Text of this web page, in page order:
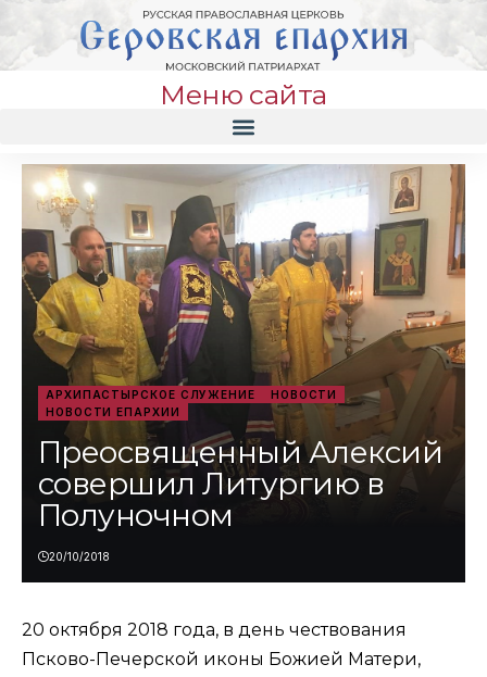
Меню сайта
АРХИПАСТЫРСКОЕ СЛУЖЕНИЕ
НОВОСТИ
НОВОСТИ ЕПАРХИИ
Преосвященный Алексий
совершил Литургию в
Полуночном
20/10/2018
20 октября 2018 года, в день чествования
Псково-Печерской иконы Божией Матери,